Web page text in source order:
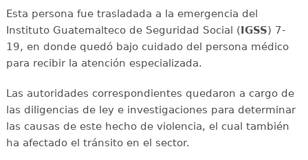
Esta persona fue trasladada a la emergencia del
Instituto Guatemalteco de Seguridad Social (IGSS) 7-
19, en donde quedó bajo cuidado del persona médico
para recibir la atención especializada.
Las autoridades correspondientes quedaron a cargo de
las diligencias de ley e investigaciones para determinar
las causas de este hecho de violencia, el cual también
ha afectado el tránsito en el sector.